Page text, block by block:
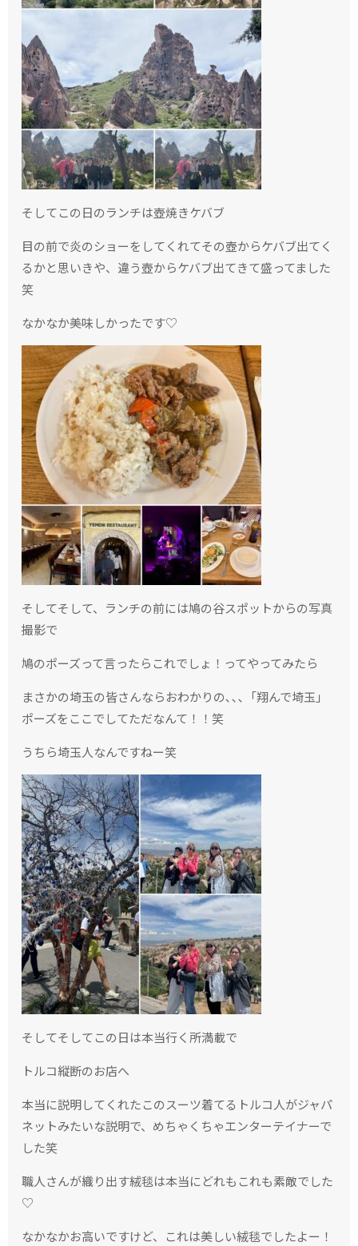
そしてこの日のランチは壺焼きケバブ
目の前で炎のショーをしてくれてその壺からケバブ出てく
るかと思いきや、違う壺からケバブ出てきて盛ってました
笑
なかなか美味しかったです♡
そしてそして、ランチの前には鳩の谷スポットからの写真
撮影で
鳩のポーズって言ったらこれでしょ！ってやってみたら
まさかの埼玉の皆さんならおわかりの､､､「翔んで埼玉」
ポーズをここでしてただなんて！！笑
うちら埼玉人なんですねー笑
そしてそしてこの日は本当行く所満載で
トルコ縦断のお店へ
本当に説明してくれたこのスーツ着てるトルコ人がジャパ
ネットみたいな説明で、めちゃくちゃエンターテイナーで
した笑
職人さんが織り出す絨毯は本当にどれもこれも素敵でした
♡
なかなかお高いですけど、これは美しい絨毯でしたよー！